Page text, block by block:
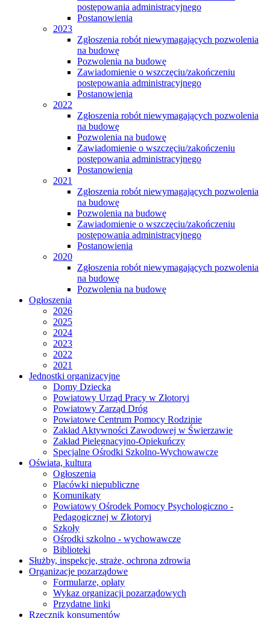
postępowania administracyjnego
Postanowienia
2023
Zgłoszenia robót niewymagających pozwolenia
na budowę
Pozwolenia na budowę
Zawiadomienie o wszczęciu/zakończeniu
postępowania administracyjnego
Postanowienia
2022
Zgłoszenia robót niewymagających pozwolenia
na budowę
Pozwolenia na budowę
Zawiadomienie o wszczęciu/zakończeniu
postępowania administracyjnego
Postanowienia
2021
Zgłoszenia robót niewymagających pozwolenia
na budowę
Pozwolenia na budowę
Zawiadomienie o wszczęciu/zakończeniu
postępowania administracyjnego
Postanowienia
2020
Zgłoszenia robót niewymagających pozwolenia
na budowę
Pozwolenia na budowę
Ogłoszenia
2026
2025
2024
2023
2022
2021
Jednostki organizacyjne
Domy Dziecka
Powiatowy Urząd Pracy w Złotoryi
Powiatowy Zarząd Dróg
Powiatowe Centrum Pomocy Rodzinie
Zakład Aktywności Zawodowej w Świerzawie
Zakład Pielęgnacyjno-Opiekuńczy
Specjalne Ośrodki Szkolno-Wychowawcze
Oświata, kultura
Ogłoszenia
Placówki niepubliczne
Komunikaty
Powiatowy Ośrodek Pomocy Psychologiczno -
Pedagogicznej w Złotoryi
Szkoły
Ośrodki szkolno - wychowawcze
Biblioteki
Służby, inspekcje, straże, ochrona zdrowia
Organizacje pozarządowe
Formularze, opłaty
Wykaz organizacji pozarządowych
Przydatne linki
Rzecznik konsumentów